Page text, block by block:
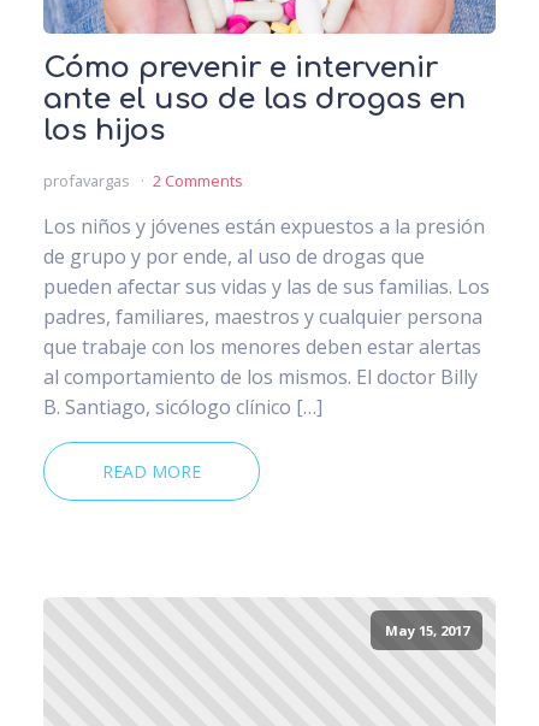
Cómo prevenir e intervenir
ante el uso de las drogas en
los hijos
profavargas 2 Comments
Los niños y jóvenes están expuestos a la presión
de grupo y por ende, al uso de drogas que
pueden afectar sus vidas y las de sus familias. Los
padres, familiares, maestros y cualquier persona
que trabaje con los menores deben estar alertas
al comportamiento de los mismos. El doctor Billy
B. Santiago, sicólogo clínico […]
READ MORE
May 15, 2017